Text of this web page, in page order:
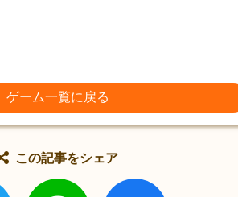
ゲーム一覧に戻る
この記事をシェア